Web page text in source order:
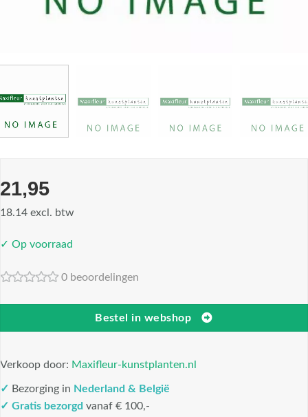
21,95
18.14 excl. btw
✓ Op voorraad
0 beoordelingen
Bestel in webshop
Verkoop door: Maxifleur-kunstplanten.nl
✓ Bezorging in Nederland & België
✓ Gratis bezorgd vanaf € 100,-